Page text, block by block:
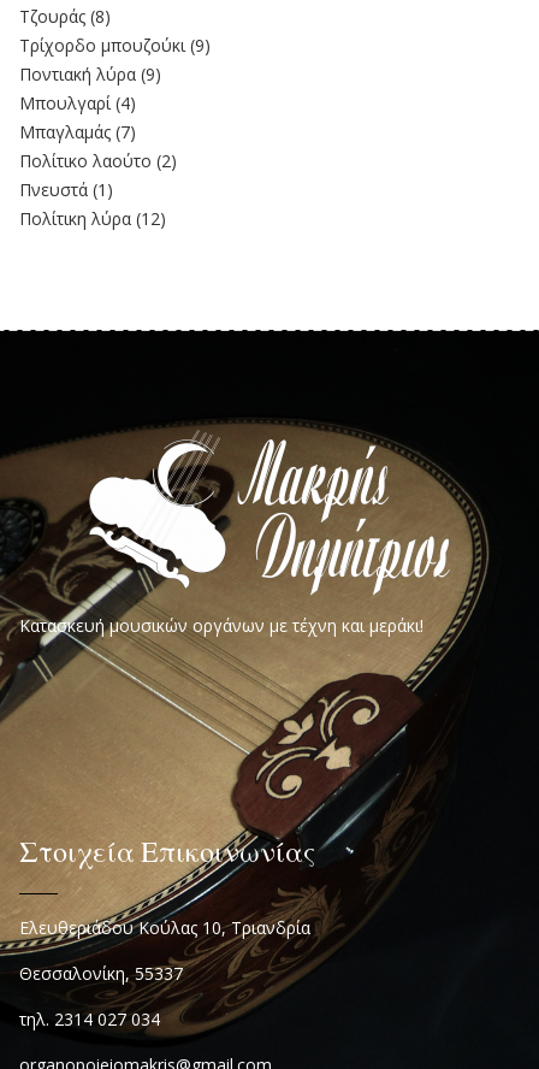
Τζουράς (8)
Τρίχορδο μπουζούκι (9)
Ποντιακή λύρα (9)
Μπουλγαρί (4)
Μπαγλαμάς (7)
Πολίτικο λαούτο (2)
Πνευστά (1)
Πολίτικη λύρα (12)
Κατασκευή μουσικών οργάνων με τέχνη και μεράκι!
Στοιχεία Επικοινωνίας
Ελευθεριάδου Κούλας 10, Τριανδρία
Θεσσαλονίκη, 55337
τηλ. 2314 027 034
organopoieiomakris@gmail.com